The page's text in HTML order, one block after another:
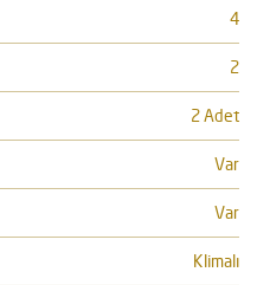
4
2
2 Adet
Var
Var
Klimalı